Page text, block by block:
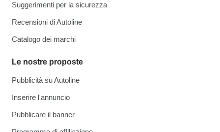
Suggerimenti per la sicurezza
Recensioni di Autoline
Catalogo dei marchi
Le nostre proposte
Pubblicità su Autoline
Inserire l'annuncio
Pubblicare il banner